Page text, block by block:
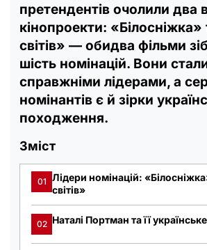
претендентів очолили два
кінопроекти: «Білосніжка»
світів» — обидва фільми
шість номінацій. Вони
справжніми лідерами, а
номінантів є й зірки
походження.
Зміст
01 Лідери номінацій:
світів»
02 Наталі Портман та її